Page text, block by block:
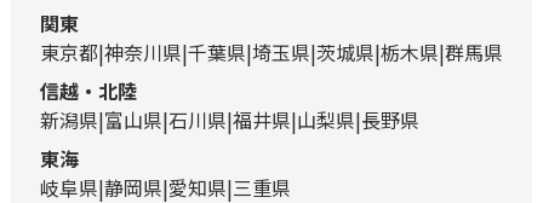
関東
東京都 神奈川県 千葉県 埼玉県 茨城県 栃木県 群馬県
信越・北陸
新潟県 富山県 石川県 福井県 山梨県 長野県
東海
岐阜県 静岡県 愛知県 三重県